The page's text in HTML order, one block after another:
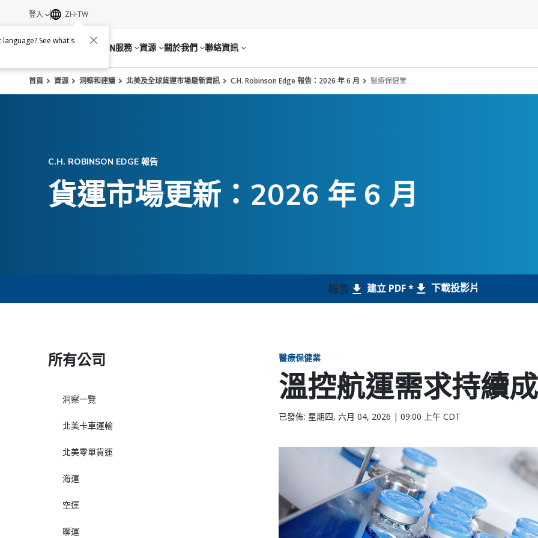
服務 資源 關於我們 聯絡資訊
登入 ZH-TW
See what's
首頁 資源 洞察和建議 北美及全球貨運市場最新資訊 C.H. Robinson Edge 報告：2026 年 6 月 醫療保健業
C.H. ROBINSON EDGE 報告
貨運市場更新：2026 年 6 月
報告 建立 PDF * 下載投影片
所有公司
洞察一覽
北美卡車運輸
北美零單貨運
海運
空運
聯運
醫療保健業
溫控航運需求持續
已發佈: 星期四, 六月 04, 2026 | 09:00 上午 CDT